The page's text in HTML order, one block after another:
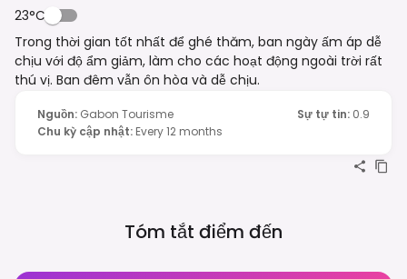
23°C
Trong thời gian tốt nhất để ghé thăm, ban ngày ấm áp dễ
chịu với độ ẩm giảm, làm cho các hoạt động ngoài trời rất
thú vị. Ban đêm vẫn ôn hòa và dễ chịu.
Nguồn: Gabon Tourisme Sự tự tin: 0.9
Chu kỳ cập nhật: Every 12 months
Tóm tắt điểm đến